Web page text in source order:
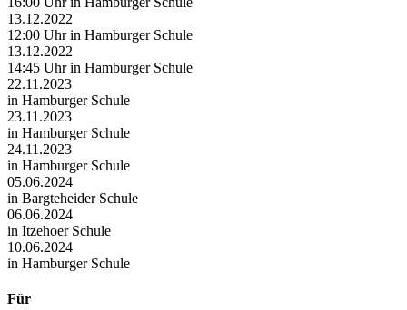
13.12.2022
12:00 Uhr in Hamburger Schule
13.12.2022
14:45 Uhr in Hamburger Schule
22.11.2023
in Hamburger Schule
23.11.2023
in Hamburger Schule
24.11.2023
in Hamburger Schule
05.06.2024
in Bargteheider Schule
06.06.2024
in Itzehoer Schule
10.06.2024
in Hamburger Schule
Für